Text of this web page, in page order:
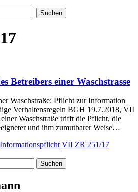
Betreibers einer Waschstrasse
Waschstraße: Pflicht zur Information
Verhaltensregeln BGH 19.7.2018, VII
Waschstraße trifft die Pflicht, die
und ihm zumutbarer Weise…
Informationspflicht VII ZR 251/17